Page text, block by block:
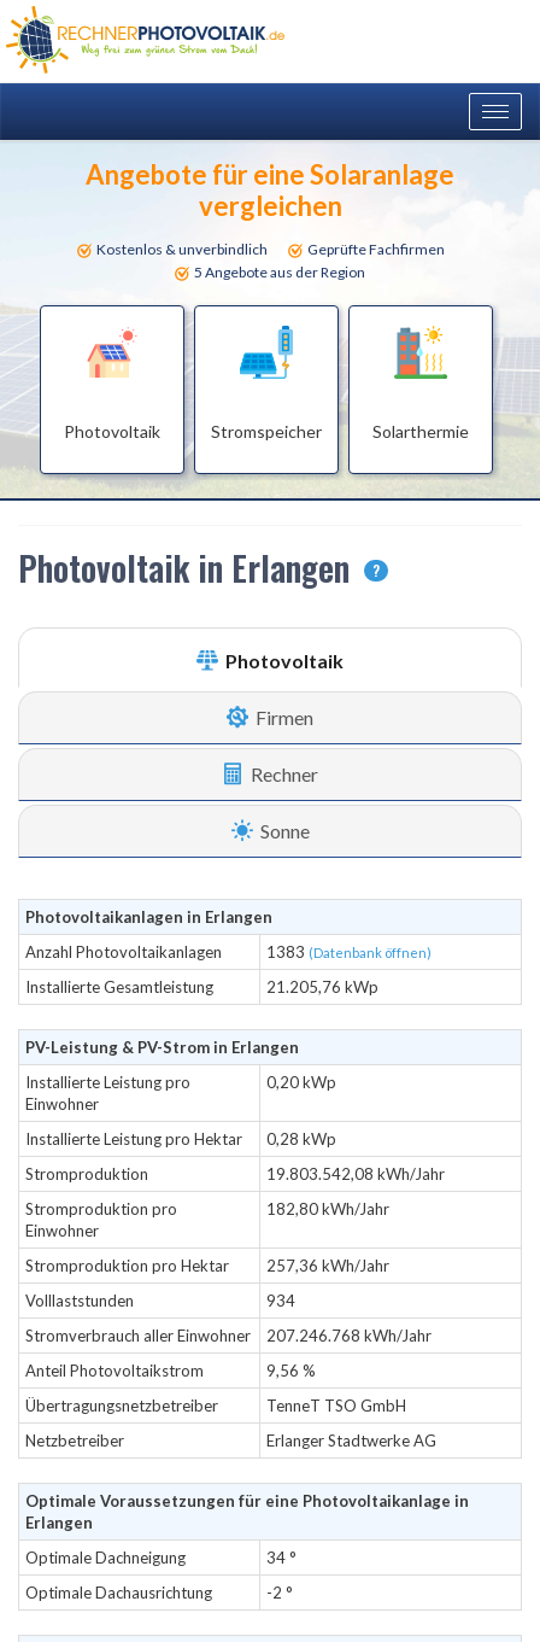
Angebote für eine Solaranlage
vergleichen
Kostenlos & unverbindlich
Geprüfte Fachfirmen
5 Angebote aus der Region
Photovoltaik Stromspeicher Solarthermie
Photovoltaik in Erlangen ?
Photovoltaik
Firmen
Rechner
Sonne
Photovoltaikanlagen in Erlangen
Anzahl Photovoltaikanlagen
1383 (Datenbank öffnen)
Installierte Gesamtleistung 21.205,76 kWp
PV-Leistung & PV-Strom in Erlangen
Installierte Leistung pro
Einwohner
0,20 kWp
Installierte Leistung pro Hektar
0,28 kWp
Stromproduktion
19.803.542,08 kWh/Jahr
Stromproduktion pro
Einwohner
182,80 kWh/Jahr
Stromproduktion pro Hektar
257,36 kWh/Jahr
Volllaststunden
934
Stromverbrauch aller Einwohner
207.246.768 kWh/Jahr
Anteil Photovoltaikstrom
9,56 %
Übertragungsnetzbetreiber
TenneT TSO GmbH
Netzbetreiber
Erlanger Stadtwerke AG
Optimale Voraussetzungen für eine Photovoltaikanlage in
Erlangen
Optimale Dachneigung
34 °
Optimale Dachausrichtung
-2 °